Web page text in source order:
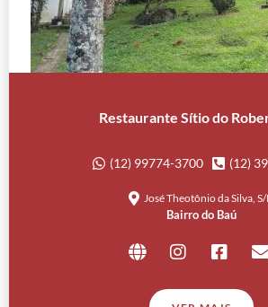
Restaurante Sítio do
(12) 99774-3700 (12)
José Theotônio da Silva,
Bairro do Baú